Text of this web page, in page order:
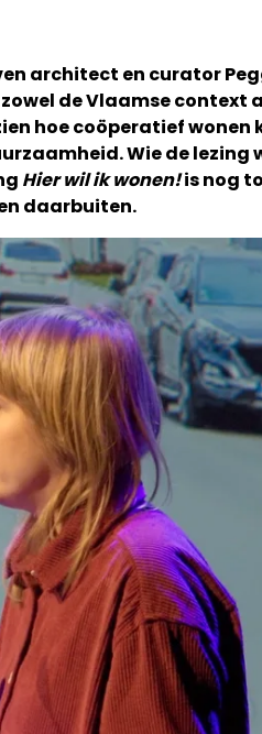
architect en curator
de Vlaamse context
hoe coöperatief wonen
Wie de lezing
Hier wil ik wonen!is nog
daarbuiten.